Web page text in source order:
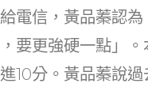
電信，黃品蓁認
要更強硬一點」
10分。黃品蓁說